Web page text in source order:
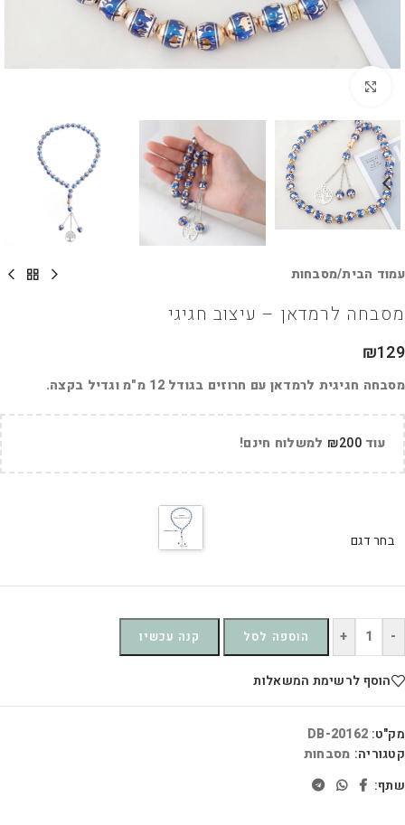
עמוד הבית/מסבחות
מסבחה לרמדאן – עיצוב חגיגי
₪129
מסבחה חגיגית לרמדאן עם חרוזים בגודל 12 מ"מ וגדיל בקצה.
עוד ₪200 למשלוח חינם!
בחר דגם
-
+ הוספה לסל קנה עכשיו
הוסף לרשימת המשאלות
מק"ט: DB-20162
קטגוריה: מסבחות
שתף: